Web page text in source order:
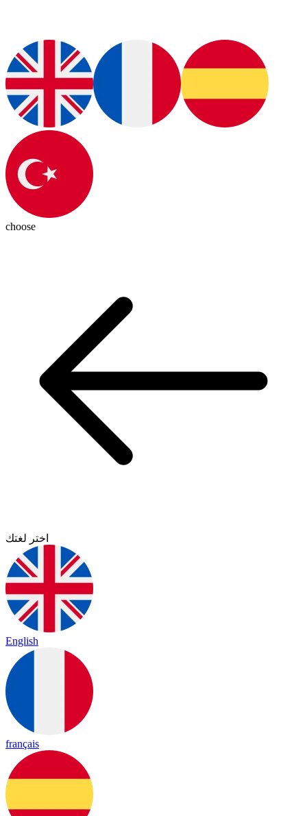
choose
اختر لغتك
English
français